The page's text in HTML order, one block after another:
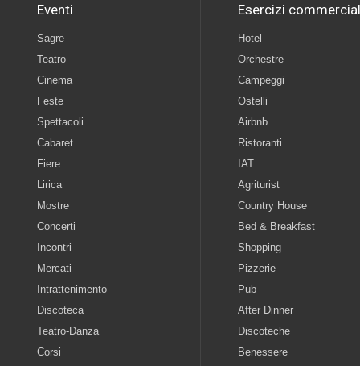
Eventi
Sagre
Teatro
Cinema
Feste
Spettacoli
Cabaret
Fiere
Lirica
Mostre
Concerti
Incontri
Mercati
Intrattenimento
Discoteca
Teatro-Danza
Corsi
Esercizi
Hotel
Orchestre
Campeggi
Ostelli
Airbnb
Ristoranti
IAT
Agriturist
Country House
Bed & Breakfast
Shopping
Pizzerie
Pub
After Dinner
Discoteche
Benessere